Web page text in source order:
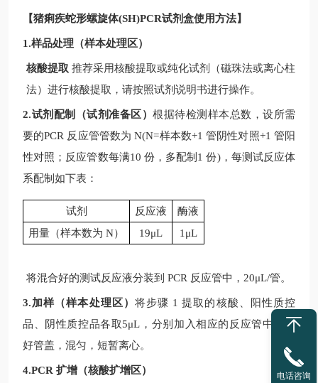
【猪痢疾蛇形螺旋体(SH)PCR试剂盒使用方法】
1.样品处理（样本处理区）
核酸提取 推荐采用核酸提取或纯化试剂（磁珠法或离心柱
法）进行核酸提取，请按照试剂说明书进行操作。
2.试剂配制（试剂准备区） 根据待检测样本总数，设所需
要的PCR 反应管管数为 N(N=样本数+1管阴性对照+1 管阳
性对照；反应管数每满10 份，多配制 1份)，每测试反应体
系配制如下表：
试剂 反应液
酶液
用量（样本数为 N） 19μL 1μL
将混合好的测试反应液分装到 PCR 反应管中， 20μL/管。
3.加样（样本处理区） 将步骤 1提取的核酸、阳性质控
品、阴性质控品各取5μL ，分别加入相应的反应管中，盖
好管盖，混匀，短暂离心。
4.PCR 扩增（核酸扩增区） 电话咨询